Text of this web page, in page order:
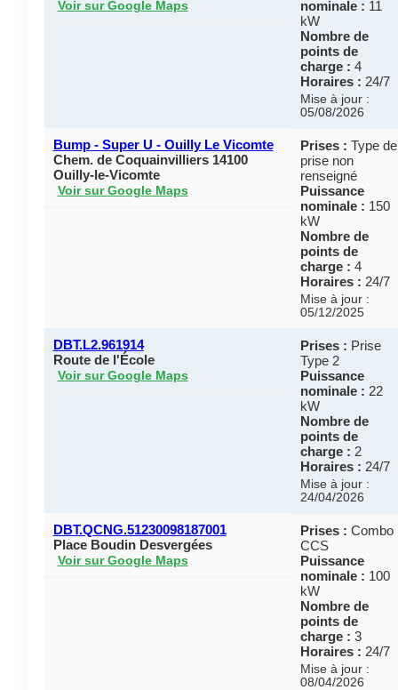
Voir sur Google Maps
nominale : 11
kW
Nombre de
points de
charge : 4
Horaires : 24/7
Mise à jour :
05/08/2026
Bump - Super U - Ouilly Le Vicomte
Chem. de Coquainvilliers 14100
Ouilly-le-Vicomte
Voir sur Google Maps
Prises : Type de
prise non
renseigné
Puissance
nominale : 150
kW
Nombre de
points de
charge : 4
Horaires : 24/7
Mise à jour :
05/12/2025
DBT.L2.961914
Route de l'École
Voir sur Google Maps
Prises : Prise
Type 2
Puissance
nominale : 22
kW
Nombre de
points de
charge : 2
Horaires : 24/7
Mise à jour :
24/04/2026
DBT.QCNG.51230098187001
Place Boudin Desvergées
Voir sur Google Maps
Prises : Combo
CCS
Puissance
nominale : 100
kW
Nombre de
points de
charge : 3
Horaires : 24/7
Mise à jour :
08/04/2026